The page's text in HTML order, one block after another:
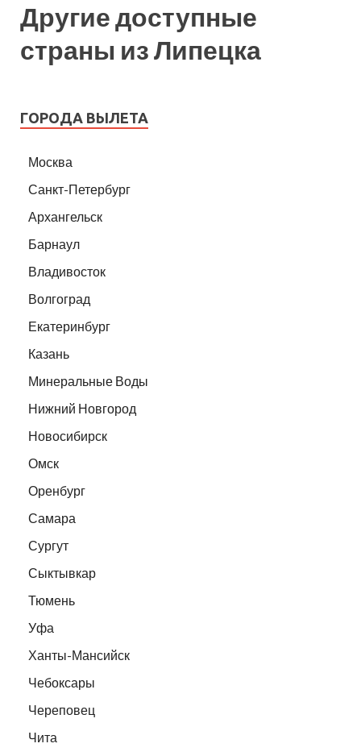
Другие доступные
страны из Липецка
ГОРОДА ВЫЛЕТА
Москва
Санкт-Петербург
Архангельск
Барнаул
Владивосток
Волгоград
Екатеринбург
Казань
Минеральные Воды
Нижний Новгород
Новосибирск
Омск
Оренбург
Самара
Сургут
Сыктывкар
Тюмень
Уфа
Ханты-Мансийск
Чебоксары
Череповец
Чита